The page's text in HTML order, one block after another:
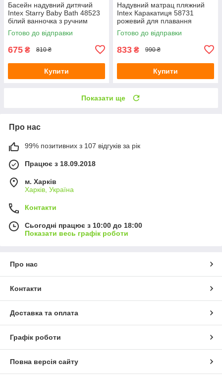
Басейн надувний дитячий
Intex Starry Baby Bath 48523
білий ванночка з ручним
насосом та латкою 89х66х25
см
Готово до відправки
675 ₴ 810 ₴
Купити
Надувний матрац пляжний
Intex Каракатиця 58731
рожевий для плавання
191х117х30 см з латкою
Готово до відправки
833 ₴ 990 ₴
Купити
Показати ще
Про нас
99% позитивних з 107 відгуків за рік
Працює з 18.09.2018
м. Харків
Харків, Україна
Контакти
Сьогодні працює з 10:00 до 18:00
Показати весь графік роботи
Про нас
Контакти
Доставка та оплата
Графік роботи
Повна версія сайту